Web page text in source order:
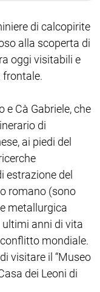
di calcopirite
alla scoperta di
oggi visitabili e
frontale.
e Cà Gabriele, che
di
ai piedi del
estrazione del
romano (sono
metallurgica
ultimi anni di vita
mondiale.
visitare il “Museo
dei Leoni di